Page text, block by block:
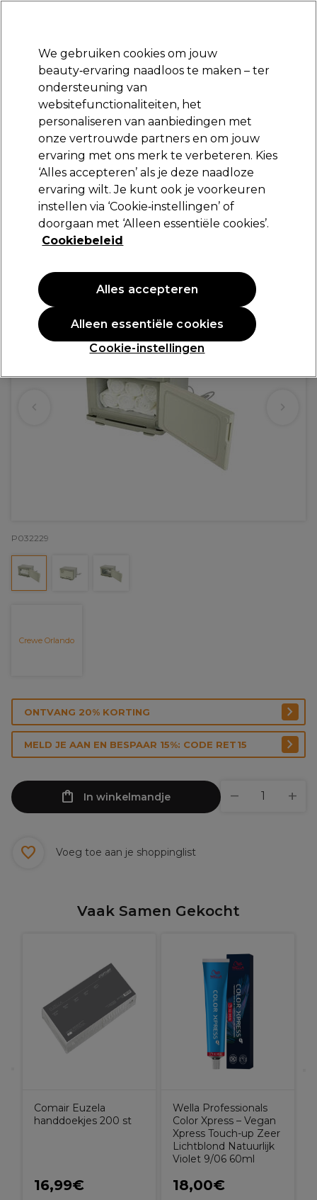
Aanmelden
Merken Deals Haar Elektra
Volgende dag geleverd*
Na verzending, maandag t/m vrijdag
Crewe Orlando
Crewe Orlando Handdoekwarmers klein wit
244,79 €305,99 €
PROMOTIE
P032229
Crewe Orlando
ONTVANG 20% KORTING
MELD JE AAN EN BESPAAR 15%: CODE RET15
In winkelmandje
Voeg toe aan je shoppinglist
Vaak Samen Gekocht
Comair Euzela
handdoekjes 200 st
16,99€
Wella Professionals
Color Xpress – Vegan
Xpress Touch-up Zeer
Lichtblond Natuurlijk
Violet 9/06 60ml
18,00€
We gebruiken cookies om jouw
beauty‑ervaring naadloos te maken – ter
ondersteuning van
websitefunctionaliteiten, het
personaliseren van aanbiedingen met
onze vertrouwde partners en om jouw
ervaring met ons merk te verbeteren. Kies
‘Alles accepteren’ als je deze naadloze
ervaring wilt. Je kunt ook je voorkeuren
instellen via ‘Cookie‑instellingen’ of
doorgaan met ‘Alleen essentiële cookies’.
Cookiebeleid
Cookie-instellingen
Alleen essentiële cookies
Alles accepteren